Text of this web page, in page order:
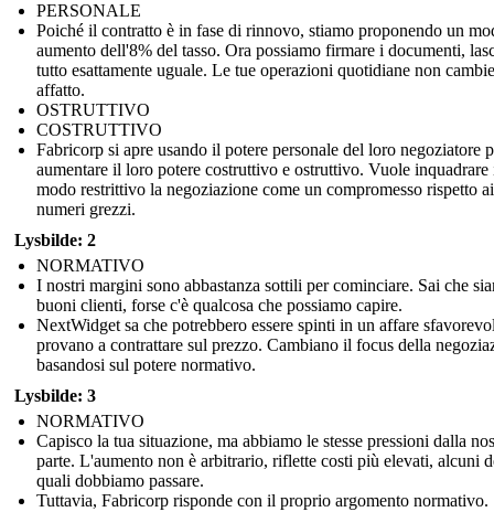
PERSONALE
Poiché il contratto è in fase di rinnovo, stiamo proponendo un
aumento dell'8% del tasso. Ora possiamo firmare i documenti,
tutto esattamente uguale. Le tue operazioni quotidiane non
affatto.
OSTRUTTIVO
COSTRUTTIVO
Fabricorp si apre usando il potere personale del loro negoziatore
aumentare il loro potere costruttivo e ostruttivo. Vuole inquadrare
modo restrittivo la negoziazione come un compromesso rispetto ai
numeri grezzi.
Lysbilde: 2
NORMATIVO
I nostri margini sono abbastanza sottili per cominciare. Sai che
buoni clienti, forse c'è qualcosa che possiamo capire.
NextWidget sa che potrebbero essere spinti in un affare
provano a contrattare sul prezzo. Cambiano il focus della
basandosi sul potere normativo.
Lysbilde: 3
NORMATIVO
Capisco la tua situazione, ma abbiamo le stesse pressioni dalla
parte. L'aumento non è arbitrario, riflette costi più elevati, alcuni
quali dobbiamo passare.
Tuttavia, Fabricorp risponde con il proprio argomento normativo.